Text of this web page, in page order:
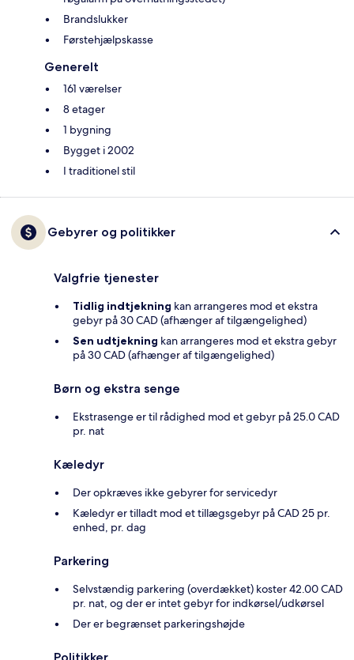
Brandslukker
Førstehjælpskasse
Generelt
161 værelser
8 etager
1 bygning
Bygget i 2002
I traditionel stil
Gebyrer og politikker
Valgfrie tjenester
Tidlig indtjekning kan arrangeres mod et ekstra
gebyr på 30 CAD (afhænger af tilgængelighed)
Sen udtjekning kan arrangeres mod et ekstra gebyr
på 30 CAD (afhænger af tilgængelighed)
Børn og ekstra senge
Ekstrasenge er til rådighed mod et gebyr på 25.0 CAD
pr. nat
Kæledyr
Der opkræves ikke gebyrer for servicedyr
Kæledyr er tilladt mod et tillægsgebyr på CAD 25 pr.
enhed, pr. dag
Parkering
Selvstændig parkering (overdækket) koster 42.00 CAD
pr. nat, og der er intet gebyr for indkørsel/udkørsel
Der er begrænset parkeringshøjde